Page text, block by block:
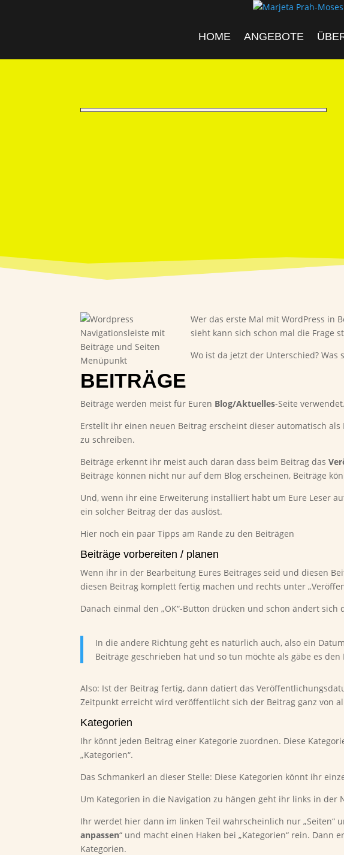
HOME ANGEBOTE
Wer das erste Mal mit WordPress in
sieht kann sich schon mal die Frage
Wo ist da jetzt der Unterschied? Was
BEITRÄGE
Beiträge werden meist für Euren Blog/Aktuelles-Seite
Erstellt ihr einen neuen Beitrag erscheint dieser automatisch
zu schreiben.
Beiträge erkennt ihr meist auch daran dass beim Beitrag das
Beiträge können nicht nur auf dem Blog erscheinen, Beiträge
Und, wenn ihr eine Erweiterung installiert habt um Eure Leser
ein solcher Beitrag der das auslöst.
Hier noch ein paar Tipps am Rande zu den Beiträgen
Beiträge vorbereiten / planen
Wenn ihr in der Bearbeitung Eures Beitrages seid und diesen
diesen Beitrag komplett fertig machen und rechts unter
Danach einmal den „OK“-Button drücken und schon ändert
In die andere Richtung geht es natürlich auch, also ein
Beiträge geschrieben hat und so tun möchte als gäbe es den
Also: Ist der Beitrag fertig, dann datiert das
Zeitpunkt erreicht wird veröffentlicht sich der Beitrag ganz von
Kategorien
Ihr könnt jeden Beitrag einer Kategorie zuordnen. Diese
„Kategorien“.
Das Schmankerl an dieser Stelle: Diese Kategorien könnt ihr
Um Kategorien in die Navigation zu hängen geht ihr links in der
Ihr werdet hier dann im linken Teil wahrscheinlich nur „Seiten“
anpassen“ und macht einen Haken bei „Kategorien“ rein. Dann
Kategorien.